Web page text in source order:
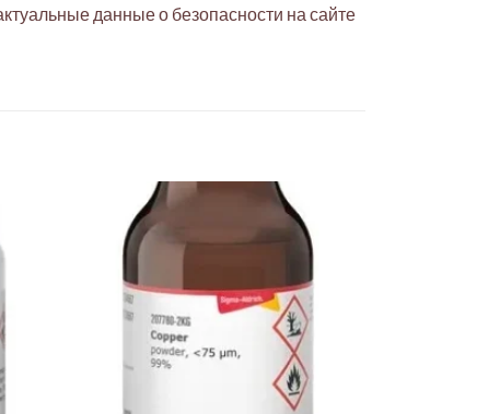
данные о безопасности на сайте